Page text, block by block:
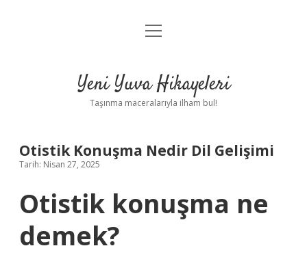
Anasayfa
Yasal Uyarı
menüyü
Yeni Yuva Hikayeleri
Taşınma maceralarıyla ilham bul!
Otistik Konuşma Nedir Dil Gelişimi
Tarih: Nisan 27, 2025
Otistik konuşma ne
demek?